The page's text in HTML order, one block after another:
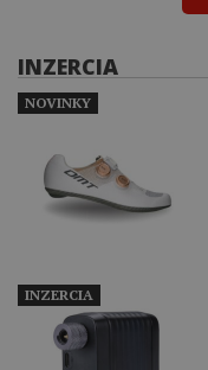
INZERCIA
NOVINKY
INZERCIA